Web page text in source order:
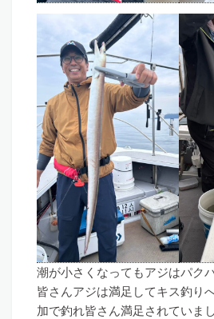
潮が小さくなってもアジはパク
皆さんアジは満足してキス釣り
加で釣れ皆さん満足されていま